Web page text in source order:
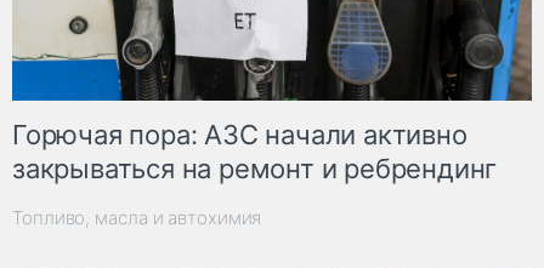
Горючая пора: АЗС начали активно
закрываться на ремонт и ребрендинг
Топливо, масла и автохимия